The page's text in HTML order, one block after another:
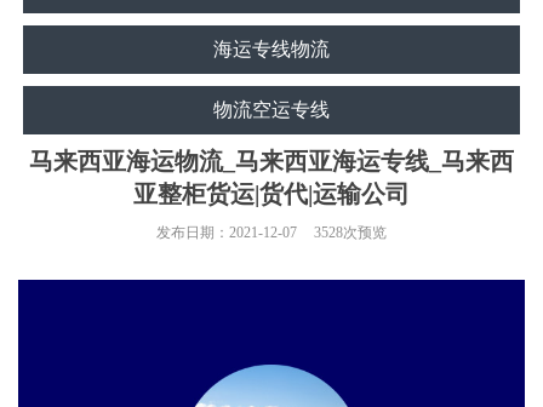
海运专线物流
物流空运专线
马来西亚海运物流_马来西亚海运专线_马来西
亚整柜货运|货代|运输公司
发布日期： 2021-12-07 3528次预览